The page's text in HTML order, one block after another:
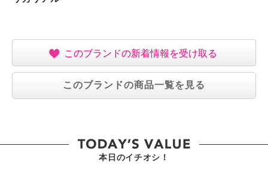
このブランドの新着情報を受け取る
このブランドの商品一覧を見る
本日のイチオシ！